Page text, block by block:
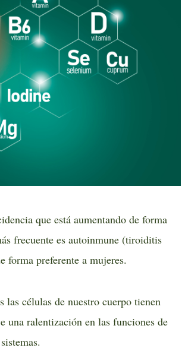
que está aumentando de forma
frecuente es autoinmune (tiroiditis
forma preferente a mujeres.
las células de nuestro cuerpo tienen
una ralentización en las funciones de